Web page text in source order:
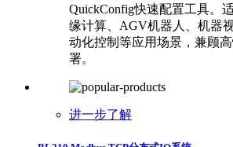
QuickConfig快速配置工具。
缘计算、AGV机器人、机器
动化控制等应用场景，兼顾
署。
进一步了解